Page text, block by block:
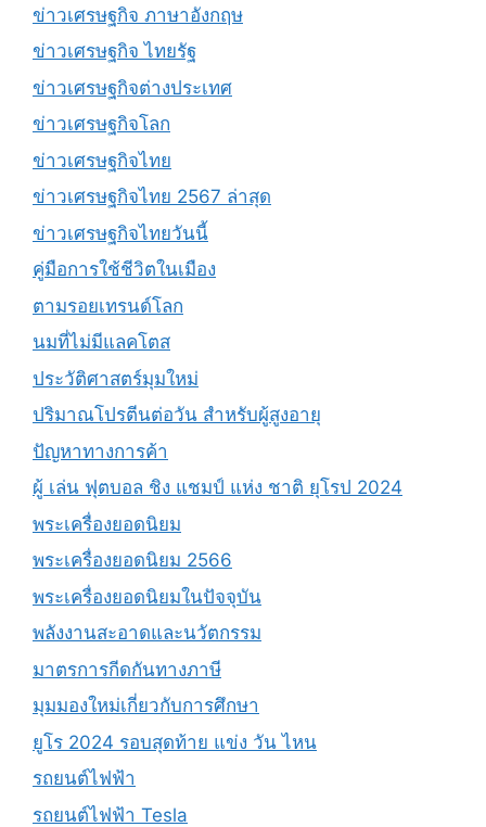
ข่าวเศรษฐกิจ ภาษาอังกฤษ
ข่าวเศรษฐกิจ ไทยรัฐ
ข่าวเศรษฐกิจต่างประเทศ
ข่าวเศรษฐกิจโลก
ข่าวเศรษฐกิจไทย
ข่าวเศรษฐกิจไทย 2567 ล่าสุด
ข่าวเศรษฐกิจไทยวันนี้
คู่มือการใช้ชีวิตในเมือง
ตามรอยเทรนด์โลก
นมที่ไม่มีแลคโตส
ประวัติศาสตร์มุมใหม่
ปริมาณโปรตีนต่อวัน สำหรับผู้สูงอายุ
ปัญหาทางการค้า
ผู้ เล่น ฟุตบอล ชิง แชมป์ แห่ง ชาติ ยุโรป 2024
พระเครื่องยอดนิยม
พระเครื่องยอดนิยม 2566
พระเครื่องยอดนิยมในปัจจุบัน
พลังงานสะอาดและนวัตกรรม
มาตรการกีดกันทางภาษี
มุมมองใหม่เกี่ยวกับการศึกษา
ยูโร 2024 รอบสุดท้าย แข่ง วัน ไหน
รถยนต์ไฟฟ้า
รถยนต์ไฟฟ้า Tesla